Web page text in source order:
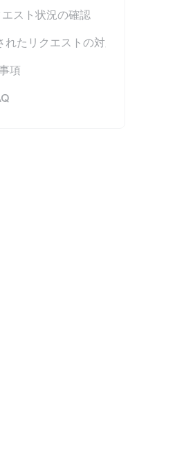
スト状況の確認
たリクエストの対応
項